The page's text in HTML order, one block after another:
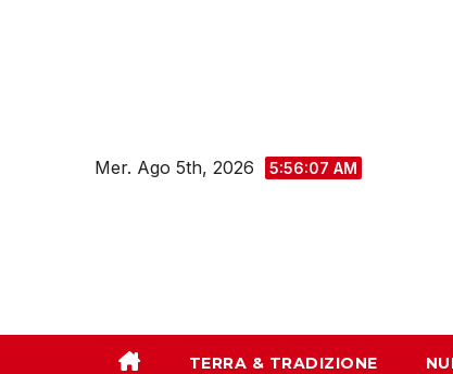
Mer. Ago 5th, 2026 5:56:09 AM
TERRA & TRADIZIONE